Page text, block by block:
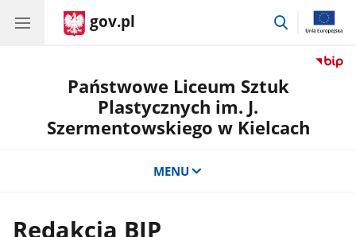
gov.pl
przejdź
Państwowe Liceum Sztuk
Plastycznych im. J.
Szermentowskiego w Kielcach
MENU
Redakcja BIP